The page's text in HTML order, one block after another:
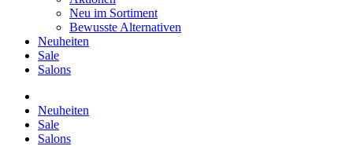
Neu im Sortiment
Bewusste Alternativen
Neuheiten
Sale
Salons
Neuheiten
Sale
Salons